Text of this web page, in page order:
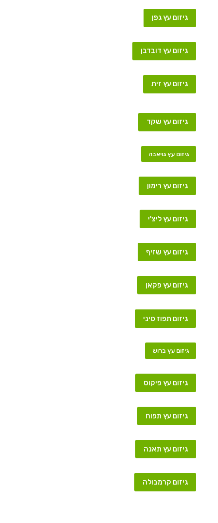
גיזום עץ גפן
גיזום עץ דובדבן
גיזום עץ זית
גיזום עץ שקד
גיזום עץ גויאבה
גיזום עץ רימון
גיזום עץ ליצ'י
גיזום עץ שזיף
גיזום עץ פקאן
גיזום תפוז סיני
גיזום עץ ברוש
גיזום עץ פיקוס
גיזום עץ תפוח
גיזום עץ תאנה
גיזום קרמבולה